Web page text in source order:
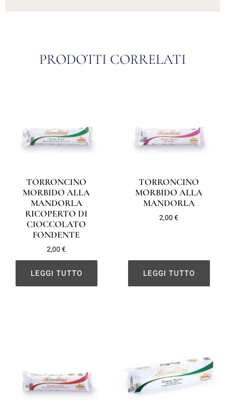
PRODOTTI CORRELATI
TORRONCINO
MORBIDO ALLA
MANDORLA
RICOPERTO DI
CIOCCOLATO
FONDENTE
2,00€
LEGGI TUTTO
TORRONCINO
MORBIDO ALLA
MANDORLA
2,00€
LEGGI TUTTO